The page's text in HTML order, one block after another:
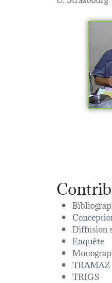
Diffusion
Enquête
TRAMAZ
TRIGS